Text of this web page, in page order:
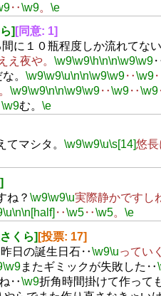
‥\w9。 \e
] [同意: 1]
に１０瓶程度しか流れてない
え夜や。 \w9\w9\h\n\n\w9\w9
。 \w9\w9\u\n\n\w9\w9‥\w9
\w9\w9\n\n\w9\w9‥\w9‥\w9
\w9む。 \e
マシタ。 \w9\w9\u\s[14]悠長
ね？ \w9\w9\u実際静かですし
\u\n\n[half] ‥\w5‥\w5。 \e
くら] [投票: 17]
昨日の誕生日石‥\w9\uってい
\w9またギミックが失敗した‥
‥\w9折角時間掛けて作っても